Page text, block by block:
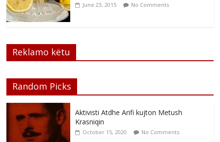
June 23, 2015 No Comments
Reklamo këtu
Random Picks
Aktivisti Atdhe Arifi kujton Metush
Krasniqin
October 15, 2020 No Comments